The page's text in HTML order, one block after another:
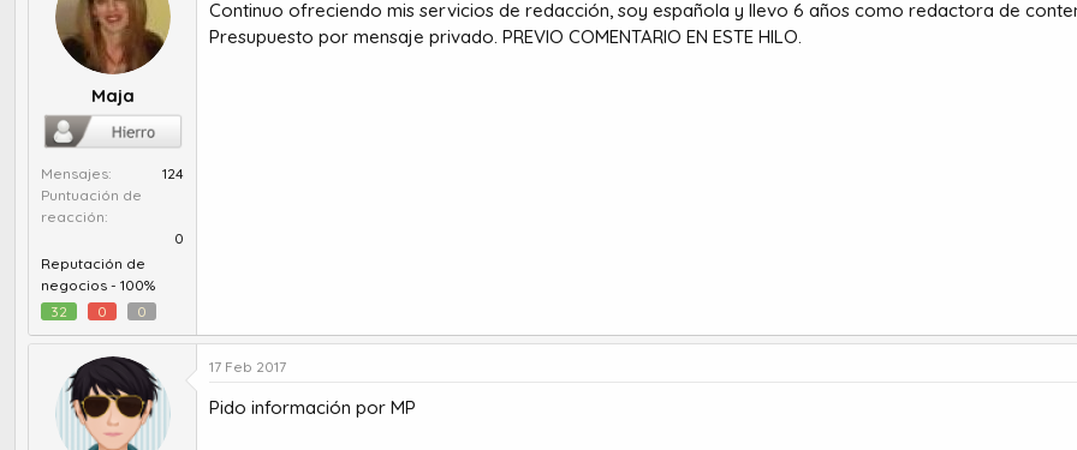
Maja
Mensajes
124
Puntuación de
reacción
0
Reputación de
negocios - 100%
32
0 0
Continuo ofreciendo mis servicios de redacción, soy española y llevo 6 años como redactora de
Presupuesto por mensaje privado. PREVIO COMENTARIO EN ESTE HILO.
17 Feb 2017
Pido información por MP